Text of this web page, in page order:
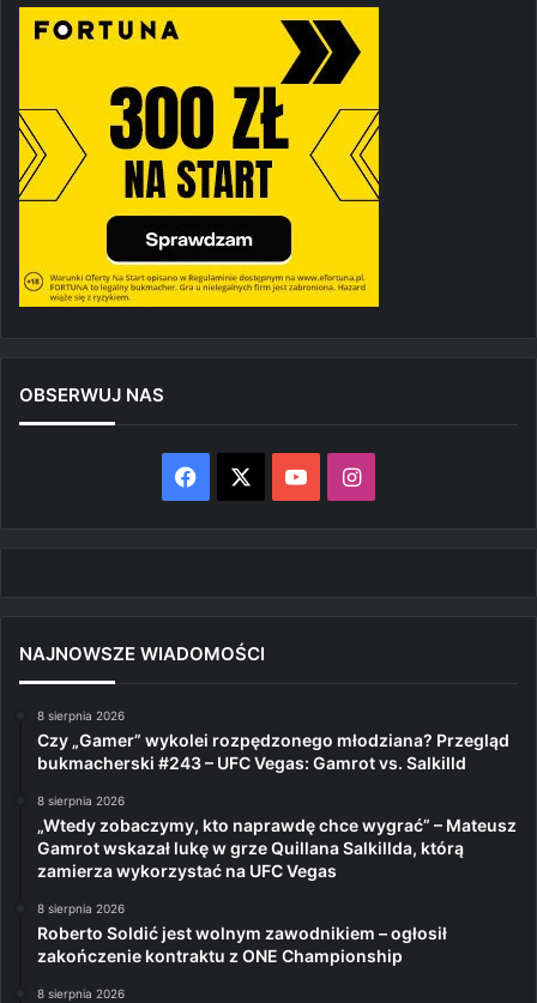
OBSERWUJ NAS
Facebook YouTubeInstagram
NAJNOWSZE WIADOMOŚCI
8 sierpnia 2026
Czy „Gamer” wykolei rozpędzonego młodziana? Przegląd
bukmacherski #243 – UFC Vegas: Gamrot vs. Salkilld
8 sierpnia 2026
„Wtedy zobaczymy, kto naprawdę chce wygrać” – Mateusz
Gamrot wskazał lukę w grze Quillana Salkillda, którą
zamierza wykorzystać na UFC Vegas
8 sierpnia 2026
Roberto Soldić jest wolnym zawodnikiem – ogłosił
zakończenie kontraktu z ONE Championship
8 sierpnia 2026